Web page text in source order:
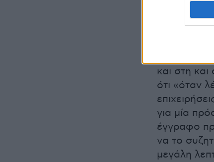
Ακόμα η
και στη
ότι «όταν
για μία
έγγραφο
να το
μεγάλη